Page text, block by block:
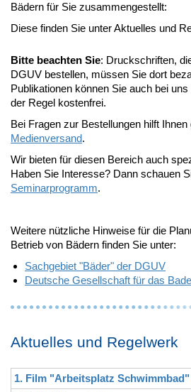
Bädern für Sie zusammengestellt:
Diese finden Sie unter Aktuelles und
Bitte beachten Sie: Druckschriften,
DGUV bestellen, müssen Sie dort
Publikationen können Sie auch bei
der Regel kostenfrei.
Bei Fragen zur Bestellungen hilft
Medienversand.
Wir bieten für diesen Bereich auch
Haben Sie Interesse? Dann schauen
Seminarprogramm.
Weitere nützliche Hinweise für die
Betrieb von Bädern finden Sie unter:
Sachgebiet "Bäder" der DGUV
Deutsche Gesellschaft für das
Aktuelles und Regelwerk
1. Film "Arbeitsplatz Schwimmbad"